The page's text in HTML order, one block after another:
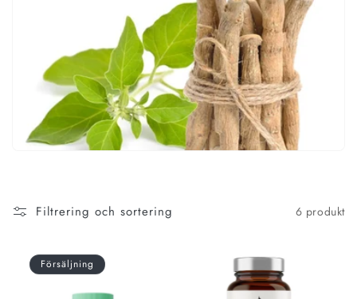
Filtrering och sortering 6 produkt
Försäljning